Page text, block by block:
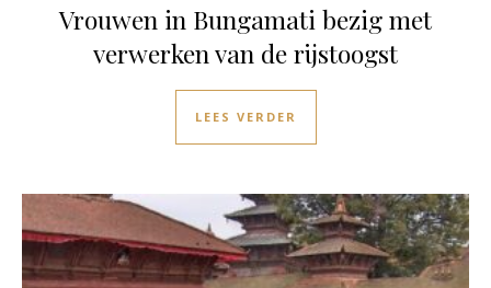
Vrouwen in Bungamati bezig met
verwerken van de rijstoogst
LEES VERDER